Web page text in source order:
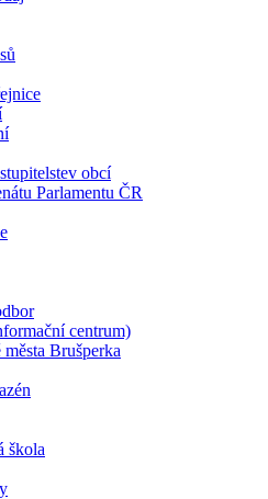
obcí
Parlamentu ČR
centrum)
Brušperka
škola